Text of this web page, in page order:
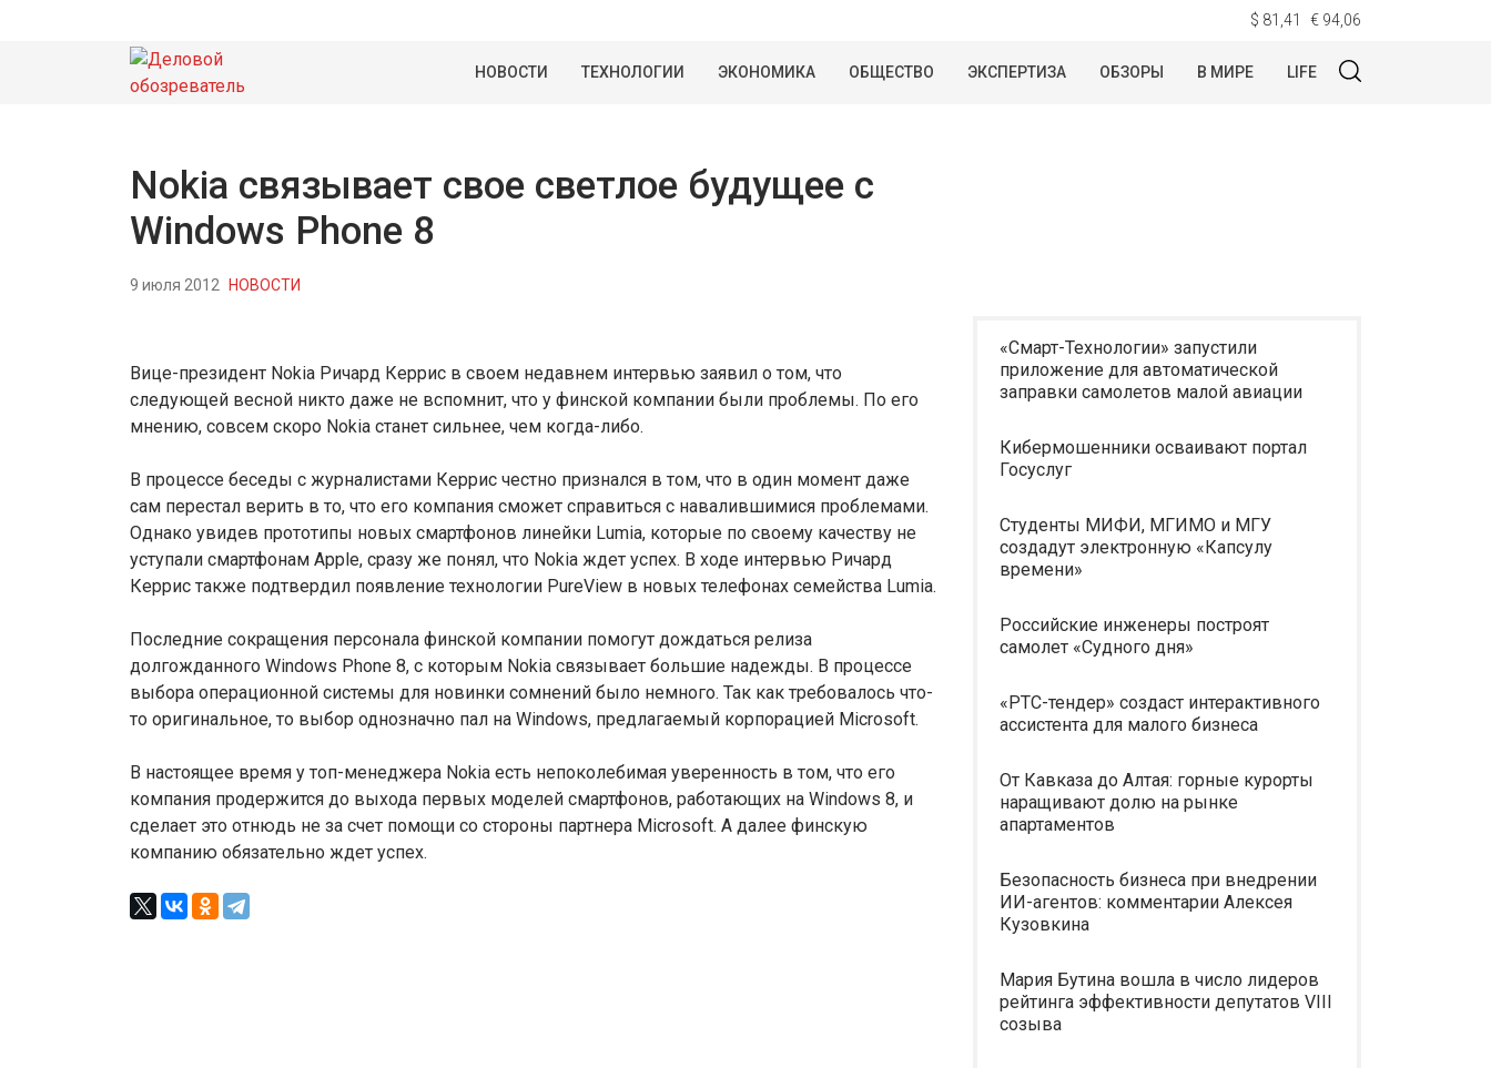
$ 81,41 € 94,06
НОВОСТИ ТЕХНОЛОГИИ ЭКОНОМИКА ОБЩЕСТВО ЭКСПЕРТИЗА ОБЗОРЫ В МИРЕ LIFE
Nokia связывает свое светлое будущее с
Windows Phone 8
9 июля 2012 НОВОСТИ
Вице-президент Nokia Ричард Керрис в своем недавнем интервью заявил о том, что
следующей весной никто даже не вспомнит, что у финской компании были проблемы. По его
мнению, совсем скоро Nokia станет сильнее, чем когда-либо.
В процессе беседы с журналистами Керрис честно признался в том, что в один момент даже
сам перестал верить в то, что его компания сможет справиться с навалившимися проблемами.
Однако увидев прототипы новых смартфонов линейки Lumia, которые по своему качеству не
уступали смартфонам Apple, сразу же понял, что Nokia ждет успех. В ходе интервью Ричард
Керрис также подтвердил появление технологии PureView в новых телефонах семейства Lumia.
Последние сокращения персонала финской компании помогут дождаться релиза
долгожданного Windows Phone 8, с которым Nokia связывает большие надежды. В процессе
выбора операционной системы для новинки сомнений было немного. Так как требовалось что-
то оригинальное, то выбор однозначно пал на Windows, предлагаемый корпорацией Microsoft.
В настоящее время у топ-менеджера Nokia есть непоколебимая уверенность в том, что его
компания продержится до выхода первых моделей смартфонов, работающих на Windows 8, и
сделает это отнюдь не за счет помощи со стороны партнера Microsoft. А далее финскую
компанию обязательно ждет успех.
«Смарт-Технологии» запустили
приложение для автоматической
заправки самолетов малой авиации
Кибермошенники осваивают портал
Госуслуг
Студенты МИФИ, МГИМО и МГУ
создадут электронную «Капсулу
времени»
Российские инженеры построят
самолет «Судного дня»
«РТС-тендер» создаст интерактивного
ассистента для малого бизнеса
От Кавказа до Алтая: горные курорты
наращивают долю на рынке
апартаментов
Безопасность бизнеса при внедрении
ИИ-агентов: комментарии Алексея
Кузовкина
Мария Бутина вошла в число лидеров
рейтинга эффективности депутатов VIII
созыва